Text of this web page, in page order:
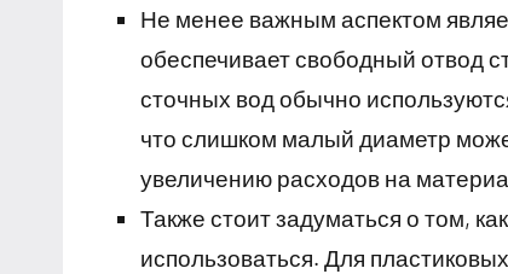
Не менее важным аспектом
обеспечивает свободный отвод
сточных вод обычно
что слишком малый диаметр
увеличению расходов на
Также стоит задуматься о том,
использоваться. Для